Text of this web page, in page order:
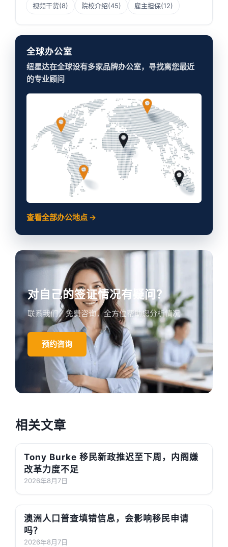
视频干货(8) 院校介绍(45) 雇主担保(12)
全球办公室
纽星达在全球设有多家品牌办公室，寻找离您最近
的专业顾问
查看全部办公地点 →
对自己的签证情况有疑问？
联系我们，免费咨询，全方位帮助您分析情况
预约咨询
相关文章
Tony Burke 移民新政推迟至下周，内阁嫌
改革力度不足
2026年8月7日
澳洲人口普查填错信息，会影响移民申请
吗？
2026年8月7日